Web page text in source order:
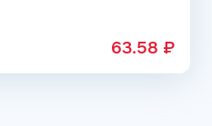
63.58 ₽